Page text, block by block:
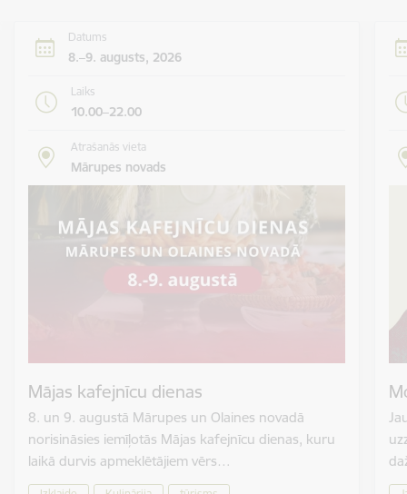
Datums
8.–9. augusts, 2026
Laiks
10.00–22.00
Atrašanās vieta
Mārupes novads
Mājas kafejnīcu dienas
8. un 9. augustā Mārupes un Olaines novadā
norisināsies iemīļotās Mājas kafejnīcu dienas, kuru
laikā durvis apmeklētājiem vērs…